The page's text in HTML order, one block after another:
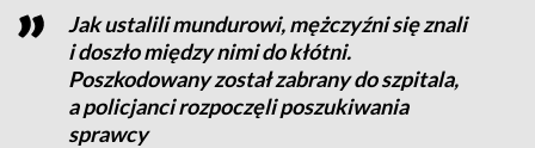
Jak ustalili mundurowi, mężczyźni się znali
i doszło między nimi do kłótni.
Poszkodowany został zabrany do szpitala,
a policjanci rozpoczęli poszukiwania
sprawcy